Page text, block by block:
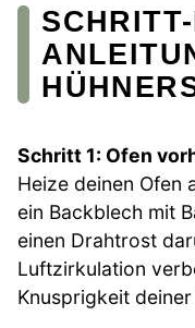
Schritt 1: Ofen
Heize deinen Ofen
ein Backblech mit
einen Drahtrost
Luftzirkulation
Knusprigkeit